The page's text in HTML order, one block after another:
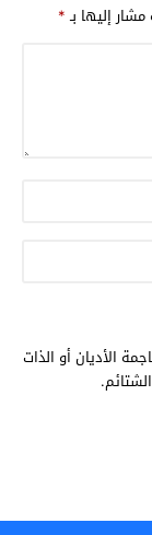
مشار إليها بـ*
الأديان أو الذات